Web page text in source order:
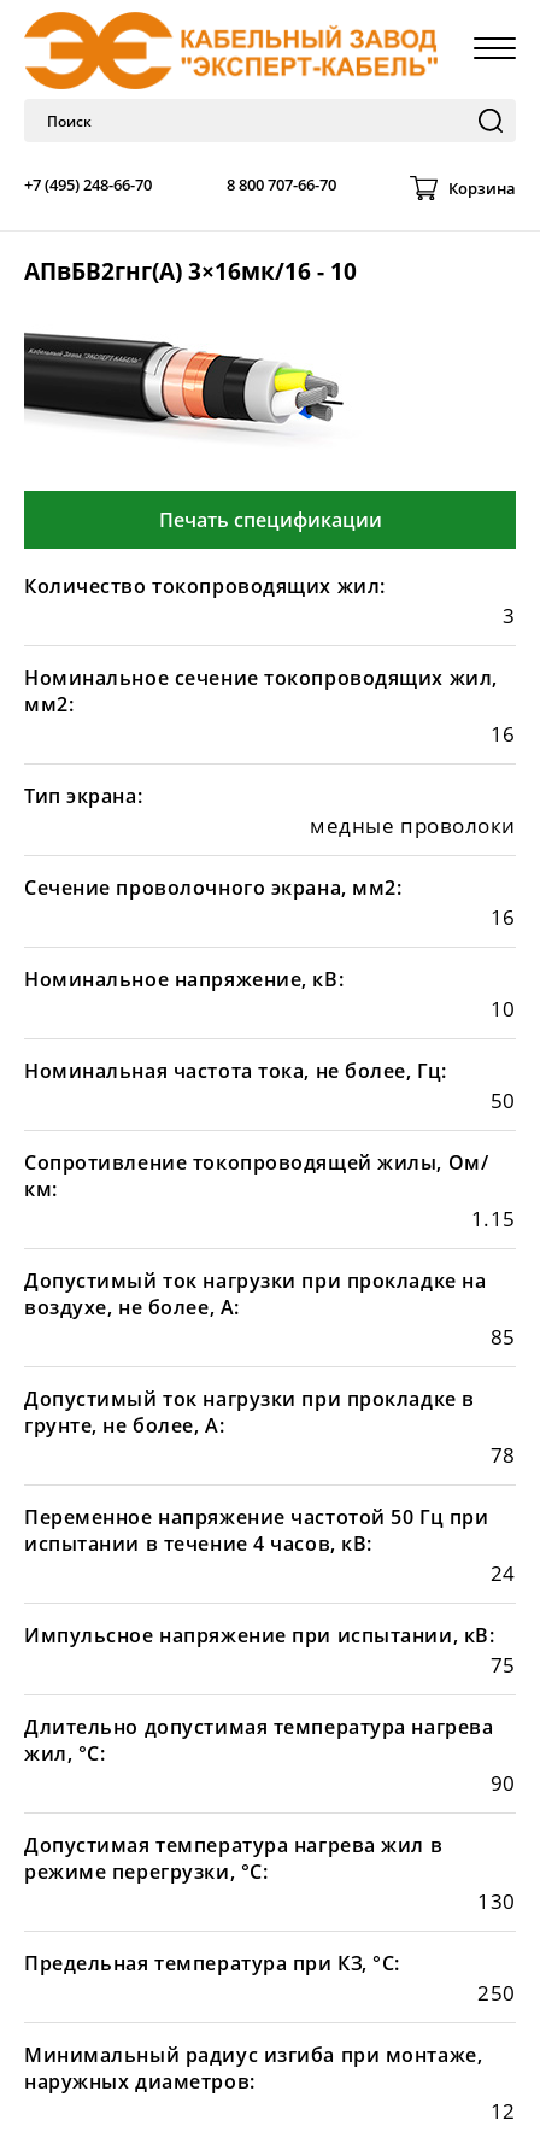
+7 (495) 248-66-70 8 800 707-66-70 Корзина
АПвБВ2гнг(А) 3×16мк/16 - 10
Печать спецификации
Количество токопроводящих жил:
3
Номинальное сечение токопроводящих жил,
мм2:
16
Тип экрана:
медные проволоки
Сечение проволочного экрана, мм2:
16
Номинальное напряжение, кВ:
10
Номинальная частота тока, не более, Гц:
50
Сопротивление токопроводящей жилы, Ом/
км:
1.15
Допустимый ток нагрузки при прокладке на
воздухе, не более, А:
85
Допустимый ток нагрузки при прокладке в
грунте, не более, А:
78
Переменное напряжение частотой 50 Гц при
испытании в течение 4 часов, кВ:
24
Импульсное напряжение при испытании, кВ:
75
Длительно допустимая температура нагрева
жил, °С:
90
Допустимая температура нагрева жил в
режиме перегрузки, °С:
130
Предельная температура при КЗ, °С:
250
Минимальный радиус изгиба при монтаже,
наружных диаметров:
12